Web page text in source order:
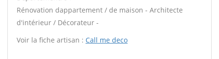
Rénovation dappartement / de maison - Architecte
d'intérieur / Décorateur -
Voir la fiche artisan : Call me deco